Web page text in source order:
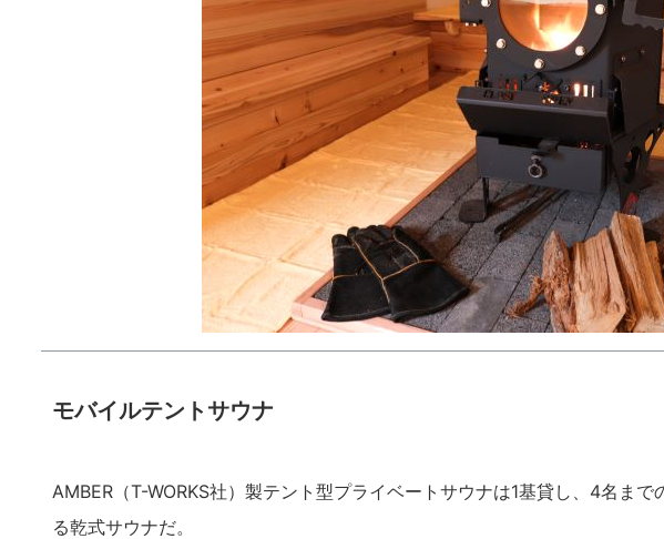
モバイルテントサウナ
AMBER（T-WORKS社）製テント型プライベートサウナは1基貸し、4名ま
る乾式サウナだ。